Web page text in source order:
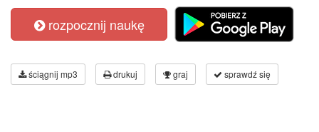
rozpocznij naukę
ściągnij mp3 drukuj graj sprawdź się